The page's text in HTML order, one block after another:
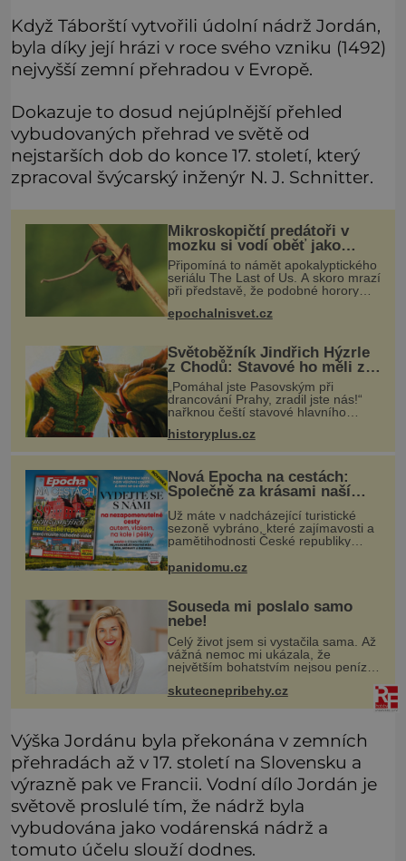
Když Táborští vytvořili údolní nádrž Jordán,
byla díky její hrázi v roce svého vzniku (1492)
nejvyšší zemní přehradou v Evropě.
Dokazuje to dosud nejúplnější přehled
vybudovaných přehrad ve světě od
nejstarších dob do konce 17. století, který
zpracoval švýcarský inženýr N. J. Schnitter.
Mikroskopičtí predátoři v
mozku si vodí oběť jako
loutku
Připomíná to námět apokalyptického
seriálu The Last of Us. A skoro mrazí
při představě, že podobné horory
probíhají v přírodě běžně – s tím
rozdílem, že nejde pouze o infekce
epochalnisvet.cz
Světoběžník Jindřich Hýzrle
z Chodů: Stavové ho měli za
zrádce
„Pomáhal jste Pasovským při
drancování Prahy, zradil jste nás!“
nařknou čeští stavové hlavního
Jindřich se však zastrašit nenechá.
Zachová chladnou hlavu a trestu
historyplus.cz
Nová Epocha na cestách:
Společně za krásami naší
vlasti
Už máte v nadcházející turistické
sezoně vybráno, které zajímavosti a
pamětihodnosti České republiky
navštívíte? V prodeji je právě nové
číslo Epochy na cestách, které vám
při rozhodování určitě pomůž
panidomu.cz
Souseda mi poslalo samo
nebe!
Celý život jsem si vystačila sama. Až
vážná nemoc mi ukázala, že
největším bohatstvím nejsou peníze
ochotný podat pomocnou ruku.
Vždycky jsem byla spíš samotářka.
skutecnepribehy.cz
Výška Jordánu byla překonána v zemních
přehradách až v 17. století na Slovensku a
výrazně pak ve Francii. Vodní dílo Jordán je
světově proslulé tím, že nádrž byla
vybudována jako vodárenská nádrž a
tomuto účelu slouží dodnes.